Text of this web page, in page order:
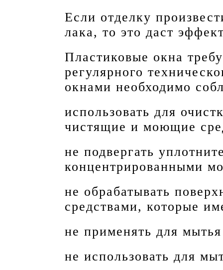
Если отделку
лака, то это даст
Пластиковые окна
регулярного
окнами необходимо
использовать для
чистящие и моющие
не подвергать
концентрированными
не обрабатывать
средствами, которые
не применять для
не использовать для